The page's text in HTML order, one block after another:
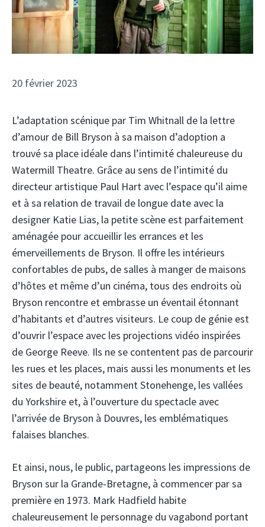
20 février 2023
L’adaptation scénique par Tim Whitnall de la lettre
d’amour de Bill Bryson à sa maison d’adoption a
trouvé sa place idéale dans l’intimité chaleureuse du
Watermill Theatre. Grâce au sens de l’intimité du
directeur artistique Paul Hart avec l’espace qu’il aime
et à sa relation de travail de longue date avec la
designer Katie Lias, la petite scène est parfaitement
aménagée pour accueillir les errances et les
émerveillements de Bryson. Il offre les intérieurs
confortables de pubs, de salles à manger de maisons
d’hôtes et même d’un cinéma, tous des endroits où
Bryson rencontre et embrasse un éventail étonnant
d’habitants et d’autres visiteurs. Le coup de génie est
d’ouvrir l’espace avec les projections vidéo inspirées
de George Reeve. Ils ne se contentent pas de parcourir
les rues et les places, mais aussi les monuments et les
sites de beauté, notamment Stonehenge, les vallées
du Yorkshire et, à l’ouverture du spectacle avec
l’arrivée de Bryson à Douvres, les emblématiques
falaises blanches.
Et ainsi, nous, le public, partageons les impressions de
Bryson sur la Grande-Bretagne, à commencer par sa
première en 1973. Mark Hadfield habite
chaleureusement le personnage du vagabond portant